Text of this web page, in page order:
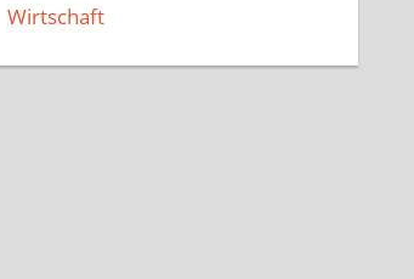
Wirtschaft